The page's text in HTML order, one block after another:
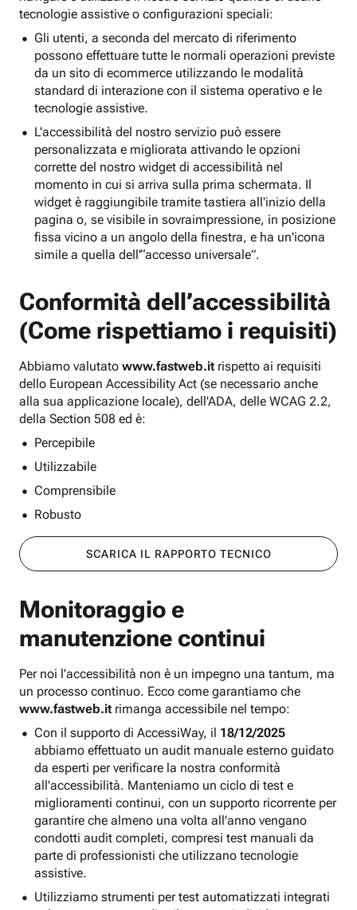
tecnologie assistive o configurazioni speciali:
Gli utenti, a seconda del mercato di riferimento
possono effettuare tutte le normali operazioni previste
da un sito di ecommerce utilizzando le modalità
standard di interazione con il sistema operativo e le
tecnologie assistive.
L'accessibilità del nostro servizio può essere
personalizzata e migliorata attivando le opzioni
corrette del nostro widget di accessibilità nel
momento in cui si arriva sulla prima schermata. Il
widget è raggiungibile tramite tastiera all'inizio della
pagina o, se visibile in sovraimpressione, in posizione
fissa vicino a un angolo della finestra, e ha un'icona
simile a quella dell'“accesso universale”.
Conformità dell’accessibilità
(Come rispettiamo i requisiti)
Abbiamo valutato www.fastweb.it rispetto ai requisiti
dello European Accessibility Act (se necessario anche
alla sua applicazione locale), dell'ADA, delle WCAG 2.2,
della Section 508 ed è:
Percepibile
Utilizzabile
Comprensibile
Robusto
SCARICA IL RAPPORTO TECNICO
Monitoraggio e
manutenzione continui
Per noi l'accessibilità non è un impegno una tantum, ma
un processo continuo. Ecco come garantiamo che
www.fastweb.it rimanga accessibile nel tempo:
Con il supporto di AccessiWay, il 18/12/2025
abbiamo effettuato un audit manuale esterno guidato
da esperti per verificare la nostra conformità
all'accessibilità. Manteniamo un ciclo di test e
miglioramenti continui, con un supporto ricorrente per
garantire che almeno una volta all'anno vengano
condotti audit completi, compresi test manuali da
parte di professionisti che utilizzano tecnologie
assistive.
Utilizziamo strumenti per test automatizzati integrati